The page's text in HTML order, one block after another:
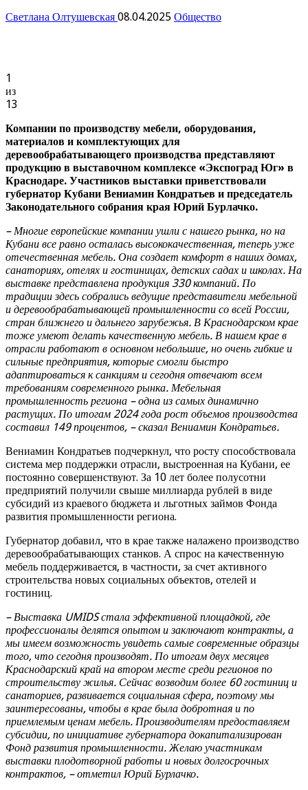
Светлана Олтушевская 08.04.2025 Общество
1
из
13
Компании по производству мебели, оборудования,
материалов и комплектующих для
деревообрабатывающего производства представляют
продукцию в выставочном комплексе «Экспоград Юг» в
Краснодаре. Участников выставки приветствовали
губернатор Кубани Вениамин Кондратьев и председатель
Законодательного собрания края Юрий Бурлачко.
– Многие европейские компании ушли с нашего рынка, но на
Кубани все равно осталась высококачественная, теперь уже
отечественная мебель. Она создает комфорт в наших домах,
санаториях, отелях и гостиницах, детских садах и школах. На
выставке представлена продукция 330 компаний. По
традиции здесь собрались ведущие представители мебельной
и деревообрабатывающей промышленности со всей России,
стран ближнего и дальнего зарубежья. В Краснодарском крае
тоже умеют делать качественную мебель. В нашем крае в
отрасли работают в основном небольшие, но очень гибкие и
сильные предприятия, которые смогли быстро
адаптироваться к санкциям и сегодня отвечают всем
требованиям современного рынка. Мебельная
промышленность региона – одна из самых динамично
растущих. По итогам 2024 года рост объемов производства
составил 149 процентов, – сказал Вениамин Кондратьев.
Вениамин Кондратьев подчеркнул, что росту способствовала
система мер поддержки отрасли, выстроенная на Кубани, ее
постоянно совершенствуют. За 10 лет более полусотни
предприятий получили свыше миллиарда рублей в виде
субсидий из краевого бюджета и льготных займов Фонда
развития промышленности региона.
Губернатор добавил, что в крае также налажено производство
деревообрабатывающих станков. А спрос на качественную
мебель поддерживается, в частности, за счет активного
строительства новых социальных объектов, отелей и
гостиниц.
– Выставка UMIDS стала эффективной площадкой, где
профессионалы делятся опытом и заключают контракты, а
мы имеем возможность увидеть самые современные образцы
того, что сегодня производят. По итогам двух месяцев
Краснодарский край на втором месте среди регионов по
строительству жилья. Сейчас возводим более 60 гостиниц и
санаториев, развивается социальная сфера, поэтому мы
заинтересованы, чтобы в крае была добротная и по
приемлемым ценам мебель. Производителям предоставляем
субсидии, по инициативе губернатора докапитализирован
Фонд развития промышленности. Желаю участникам
выставки плодотворной работы и новых долгосрочных
контрактов, – отметил Юрий Бурлачко.